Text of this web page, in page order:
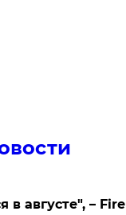
в августе", – Fire